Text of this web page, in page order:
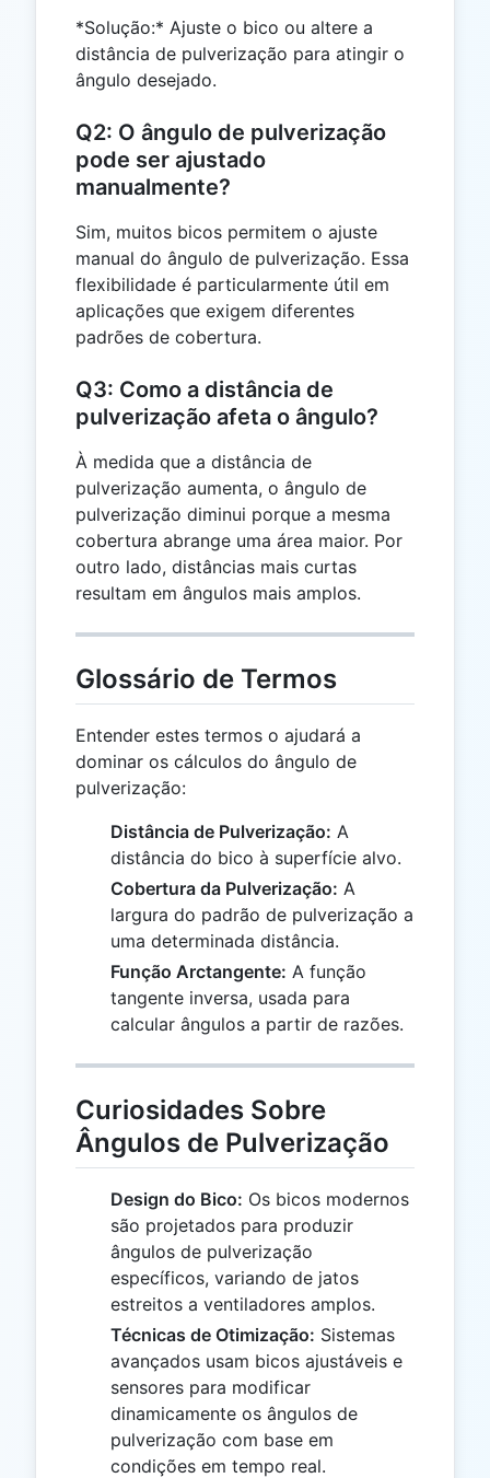
*Solução:* Ajuste o bico ou altere a
distância de pulverização para atingir o
ângulo desejado.
Q2: O ângulo de pulverização
pode ser ajustado
manualmente?
Sim, muitos bicos permitem o ajuste
manual do ângulo de pulverização. Essa
flexibilidade é particularmente útil em
aplicações que exigem diferentes
padrões de cobertura.
Q3: Como a distância de
pulverização afeta o ângulo?
À medida que a distância de
pulverização aumenta, o ângulo de
pulverização diminui porque a mesma
cobertura abrange uma área maior. Por
outro lado, distâncias mais curtas
resultam em ângulos mais amplos.
Glossário de Termos
Entender estes termos o ajudará a
dominar os cálculos do ângulo de
pulverização:
Distância de Pulverização: A
distância do bico à superfície alvo.
Cobertura da Pulverização: A
largura do padrão de pulverização a
uma determinada distância.
Função Arctangente: A função
tangente inversa, usada para
calcular ângulos a partir de razões.
Curiosidades Sobre
Ângulos de Pulverização
Design do Bico: Os bicos modernos
são projetados para produzir
ângulos de pulverização
específicos, variando de jatos
estreitos a ventiladores amplos.
Técnicas de Otimização: Sistemas
avançados usam bicos ajustáveis e
sensores para modificar
dinamicamente os ângulos de
pulverização com base em
condições em tempo real.